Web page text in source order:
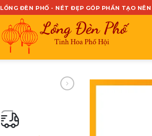
LỒNG ĐÈN PHỐ - NÉT ĐẸP GÓP PHẦN TẠO